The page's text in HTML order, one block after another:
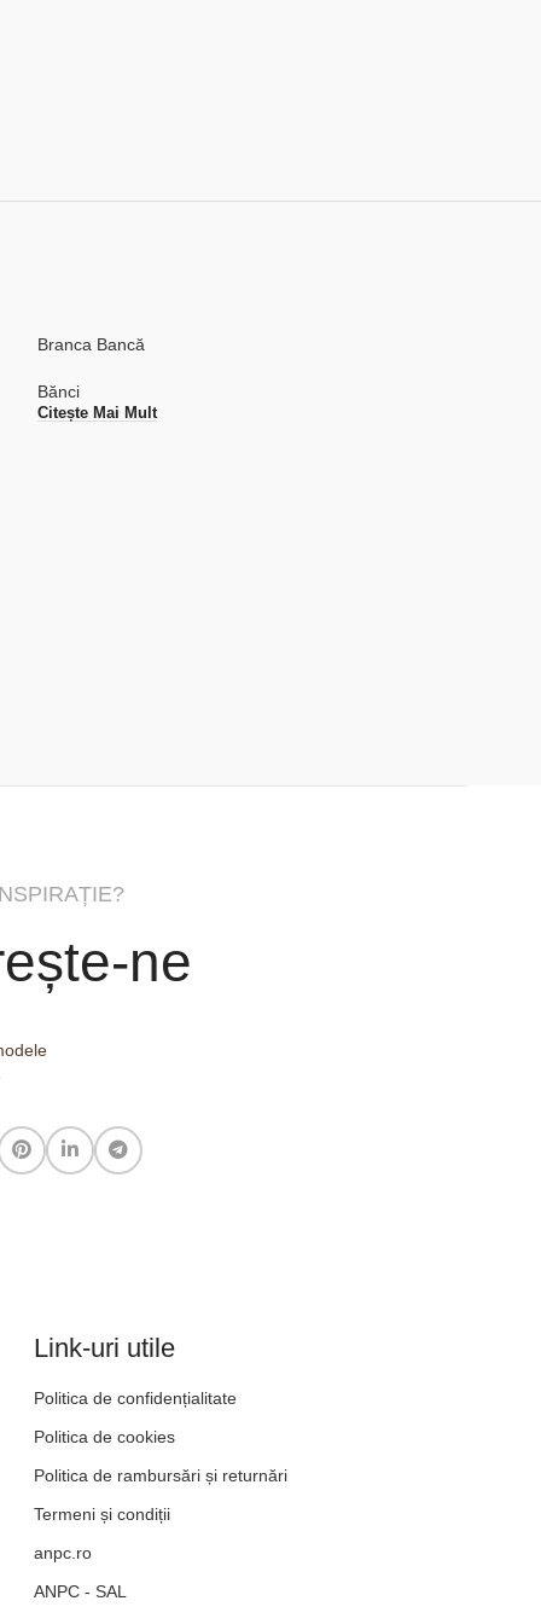
Branca Bancă
Bănci
Citește Mai Mult
ne
Link-uri utile
Politica de confidențialitate
Politica de cookies
Politica de rambursări și returnări
Termeni și condiții
anpc.ro
ANPC - SAL